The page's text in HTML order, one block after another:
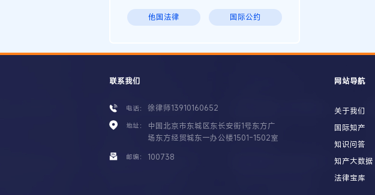
他国法律 国际公约
联系我们
电话： 徐律师13910160652
地址：
中国北京市东城区东长安街1号东方广
场东方经贸城东一办公楼1501-1502室
邮编： 100738
网站导航
关于我们
国际知产
知识问答
知产大数据
法律宝库